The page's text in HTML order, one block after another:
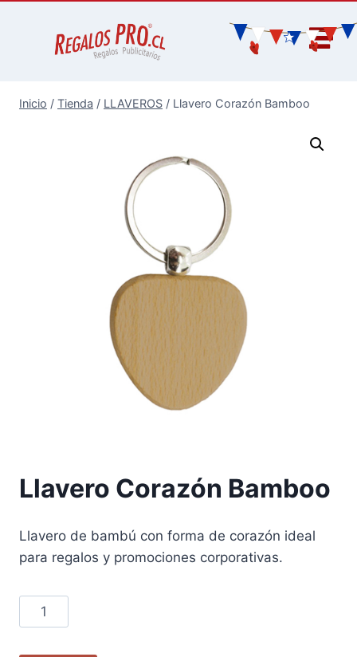
Inicio / Tienda / LLAVEROS / Llavero Corazón Bamboo
Llavero Corazón Bamboo
Llavero de bambú con forma de corazón ideal
para regalos y promociones corporativas.